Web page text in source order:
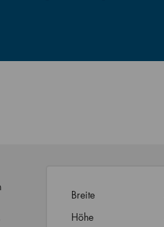
Breite
Höhe